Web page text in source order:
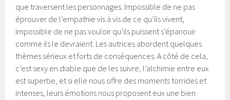
que traversent les personnages. Impossible de ne pas
éprouver de l’empathie vis à vis de ce qu’ils vivent,
impossible de ne pas vouloir qu’ils puissent s’épanouir
comme ils le devraient. Les autrices abordent quelques
thèmes sérieux et forts de conséquences. A côté de cela,
c’est sexy en diable que de les suivre, l’alchimie entre eux
est superbe, et si elle nous offre des moments torrides et
intenses, leurs émotions nous proposent eux une bien